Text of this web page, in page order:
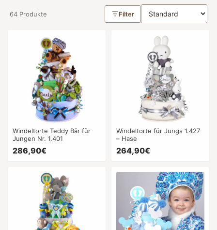
64 Produkte Filter
Windeltorte Teddy Bär für
Jungen Nr. 1.401
286,90€
Windeltorte für Jungs 1.427
– Hase
264,90€